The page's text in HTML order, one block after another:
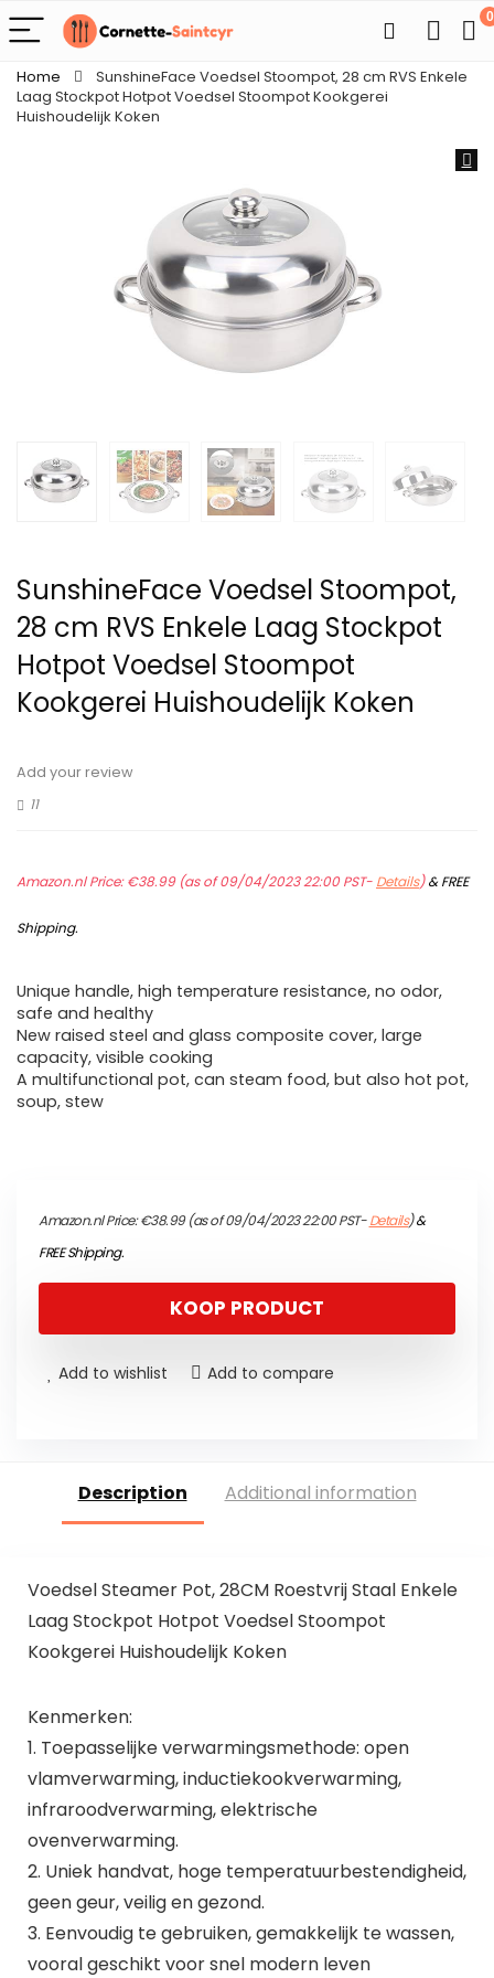
0
Home
SunshineFace Voedsel Stoompot, 28 cm RVS Enkele
Laag Stockpot Hotpot Voedsel Stoompot Kookgerei
Huishoudelijk Koken
SunshineFace Voedsel Stoompot,
28 cm RVS Enkele Laag Stockpot
Hotpot Voedsel Stoompot
Kookgerei Huishoudelijk Koken
Add your review
11
Amazon.nl Price:€38.99(as of 09/04/2023 22:00 PST- Details)&FREE
Shipping.
Unique handle, high temperature resistance, no odor,
safe and healthy
New raised steel and glass composite cover, large
capacity, visible cooking
A multifunctional pot, can steam food, but also hot pot,
soup, stew
Amazon.nl Price:€38.99(as of 09/04/2023 22:00 PST-Details)&
FREE Shipping.
KOOP PRODUCT
Add to wishlist Add to compare
Description Additional information
Voedsel Steamer Pot, 28CM Roestvrij Staal Enkele
Laag Stockpot Hotpot Voedsel Stoompot
Kookgerei Huishoudelijk Koken
Kenmerken:
1. Toepasselijke verwarmingsmethode: open
vlamverwarming, inductiekookverwarming,
infraroodverwarming, elektrische
ovenverwarming.
2. Uniek handvat, hoge temperatuurbestendigheid,
geen geur, veilig en gezond.
3. Eenvoudig te gebruiken, gemakkelijk te wassen,
vooral geschikt voor snel modern leven